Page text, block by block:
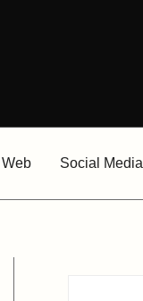
Web Social Media